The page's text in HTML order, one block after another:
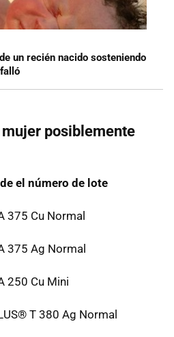
un recién nacido sosteniendo
posiblemente
el número de lote
375 Cu Normal
375 Ag Normal
250 Cu Mini
T 380 Ag Normal